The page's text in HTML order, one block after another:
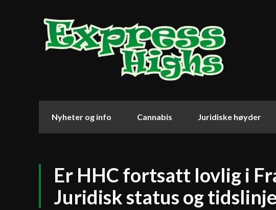
Nyheter og info Cannabis Juridiske høyder
Er HHC fortsatt lovlig i
Juridisk status og